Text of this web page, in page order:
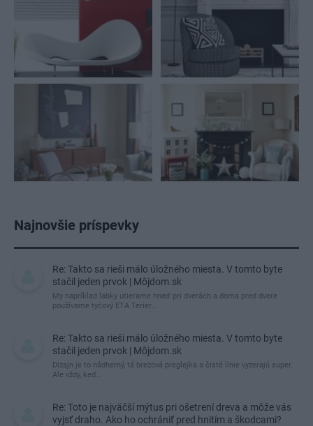
Najnovšie príspevky
Re: Takto sa rieši málo úložného miesta. V tomto byte
stačil jeden prvok | Môjdom.sk
My napríklad labky utierame hneď pri dverách a doma pred dvere
používame tyčový ETA Terier…
Re: Takto sa rieši málo úložného miesta. V tomto byte
stačil jeden prvok | Môjdom.sk
Dizajn je to nádherný, tá brezová preglejka a čisté línie vyzerajú super.
Ale vždy, keď…
Re: Toto je najväčší mýtus pri ošetrení dreva a môže vás
vyjsť draho. Ako ho ochrániť pred hnitím a škodcami?